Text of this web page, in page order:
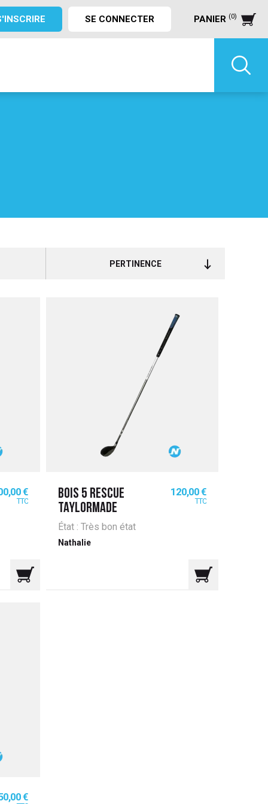
SE CONNECTER PANIER (0)
PERTINENCE
€
TTC
BOIS 5 RESCUE
TAYLORMADE
Prix
120,00 €
TTC
État : Très bon état
Nathalie
€